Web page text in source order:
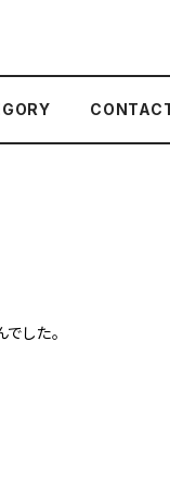
した。